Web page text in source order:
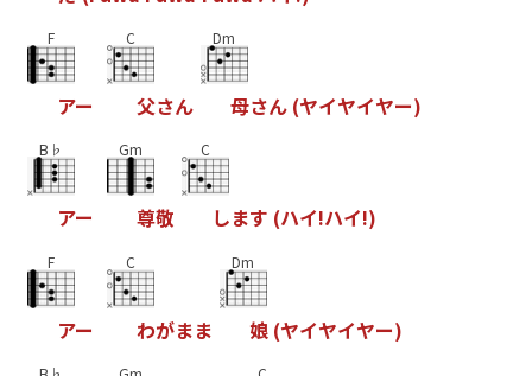
F
アー
C
父さん
Dm
母さん (ヤイヤイヤー)
B♭
アー
Gm
尊敬
C
します (ハイ!ハイ!)
F
アー
C
わがまま
Dm
娘 (ヤイヤイヤー)